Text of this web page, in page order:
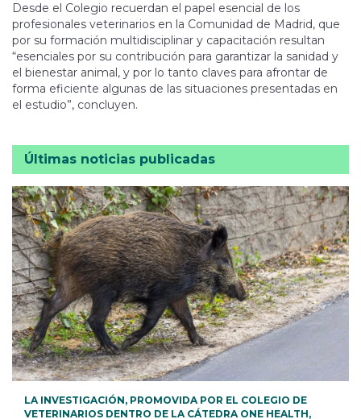
Desde el Colegio recuerdan el papel esencial de los
profesionales veterinarios en la Comunidad de Madrid, que
por su formación multidisciplinar y capacitación resultan
“esenciales por su contribución para garantizar la sanidad y
el bienestar animal, y por lo tanto claves para afrontar de
forma eficiente algunas de las situaciones presentadas en
el estudio”, concluyen.
Últimas noticias publicadas
LA INVESTIGACIÓN, PROMOVIDA POR EL COLEGIO DE
VETERINARIOS DENTRO DE LA CÁTEDRA ONE HEALTH,